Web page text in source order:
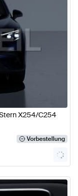
X254/C254
Vorbestellung